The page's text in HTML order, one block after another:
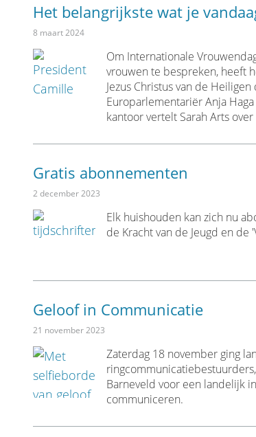
Het belangrijkste wat je
8 maart 2024
Om Internationale
vrouwen te bespreken, heeft
Jezus Christus van de
Europarlementariër Anja
kantoor vertelt Sarah Arts
Gratis abonnementen
2 december 2023
Elk huishouden kan zich nu
de Kracht van de Jeugd en de
Geloof in Communicatie
21 november 2023
Zaterdag 18 november ging
Barneveld voor een landelijk
communiceren.